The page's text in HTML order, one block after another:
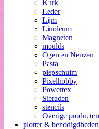
Kurk
Leder
Lijm
Linoleum
Magneten
moulds
Ogen en Neuzen
Pasta
piepschuim
Pixelhobby
Powertex
Sieraden
stencils
Overige producten
plotter & benodigdheden